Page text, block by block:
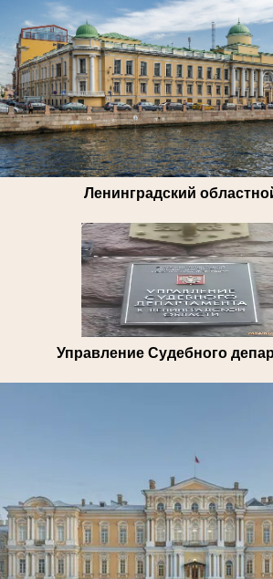
Ленинградский
Управление Судебного